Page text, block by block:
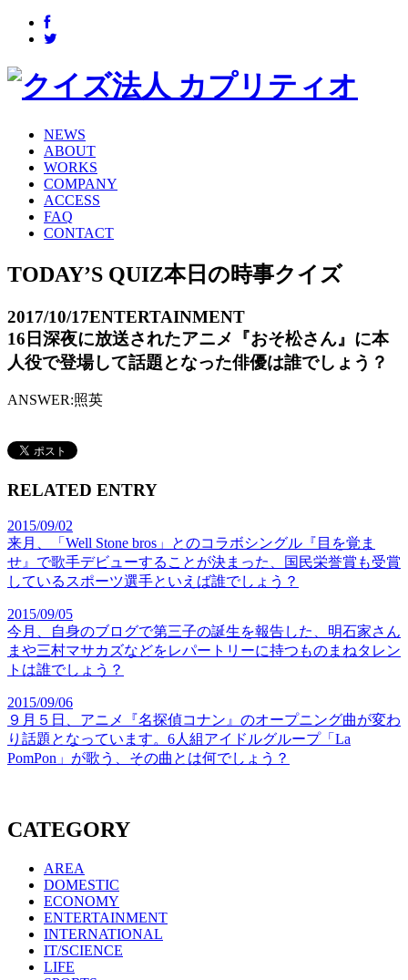
NEWS
ABOUT
WORKS
COMPANY
ACCESS
FAQ
CONTACT
TODAY’S QUIZ本日の時事クイズ
2017/10/17ENTERTAINMENT
16日深夜に放送されたアニメ『おそ松さん』に本
人役で登場して話題となった俳優は誰でしょう？
ANSWER:照英
RELATED ENTRY
2015/09/02
来月、「Well Stone bros」とのコラボシングル『目を覚ま
せ』で歌手デビューすることが決まった、国民栄誉賞も受賞
しているスポーツ選手といえば誰でしょう？
2015/09/05
今月、自身のブログで第三子の誕生を報告した、明石家さん
まや三村マサカズなどをレパートリーに持つものまねタレン
トは誰でしょう？
2015/09/06
９月５日、アニメ『名探偵コナン』のオープニング曲が変わ
り話題となっています。6人組アイドルグループ「La
PomPon」が歌う、その曲とは何でしょう？
CATEGORY
AREA
DOMESTIC
ECONOMY
ENTERTAINMENT
INTERNATIONAL
IT/SCIENCE
LIFE